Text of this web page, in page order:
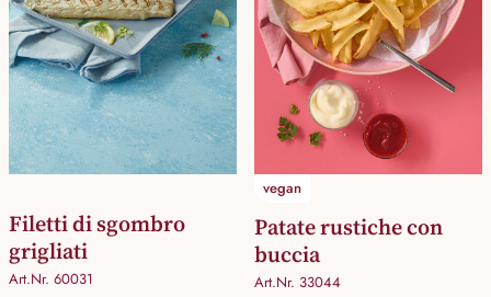
Filetti di sgombro
grigliati
Art.Nr. 60031
vegan
Patate rustiche con
buccia
Art.Nr. 33044